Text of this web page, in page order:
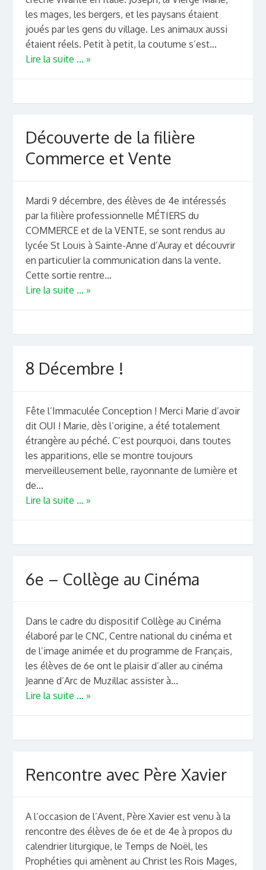
les mages, les bergers, et les paysans étaient
joués par les gens du village. Les animaux aussi
étaient réels. Petit à petit, la coutume s’est...
Lire la suite ... »
Découverte de la filière
Commerce et Vente
Mardi 9 décembre, des élèves de 4e intéressés
par la filière professionnelle MÉTIERS du
COMMERCE et de la VENTE, se sont rendus au
lycée St Louis à Sainte-Anne d’Auray et découvrir
en particulier la communication dans la vente.
Cette sortie rentre...
Lire la suite ... »
8 Décembre !
Fête l’Immaculée Conception ! Merci Marie d’avoir
dit OUI ! Marie, dès l’origine, a été totalement
étrangère au péché. C’est pourquoi, dans toutes
les apparitions, elle se montre toujours
merveilleusement belle, rayonnante de lumière et
de...
Lire la suite ... »
6e – Collège au Cinéma
Dans le cadre du dispositif Collège au Cinéma
élaboré par le CNC, Centre national du cinéma et
de l’image animée et du programme de Français,
les élèves de 6e ont le plaisir d’aller au cinéma
Jeanne d’Arc de Muzillac assister à...
Lire la suite ... »
Rencontre avec Père Xavier
A l’occasion de l’Avent, Père Xavier est venu à la
rencontre des élèves de 6e et de 4e à propos du
calendrier liturgique, le Temps de Noël, les
Prophéties qui amènent au Christ les Rois Mages,